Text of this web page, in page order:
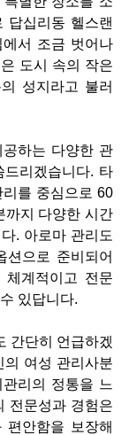
답십리동 헬스랜
에서 조금 벗어나
도시 속의 작은
성지라고 불러
공하는 다양한 관
리겠습니다. 타
를 중심으로 60
까지 다양한 시간
. 아로마 관리도
션으로 준비되어
체계적이고 전문
있답니다.
간단히 언급하겠
의 여성 관리사분
리의 정통을 느
전문성과 경험은
편안함을 보장해